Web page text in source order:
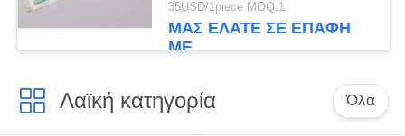
35USD/1piece MOQ:1
ΜΑΣ ΕΛΆΤΕ ΣΕ ΕΠΑΦΉ
ΜΕ
Λαϊκή κατηγορία Όλα